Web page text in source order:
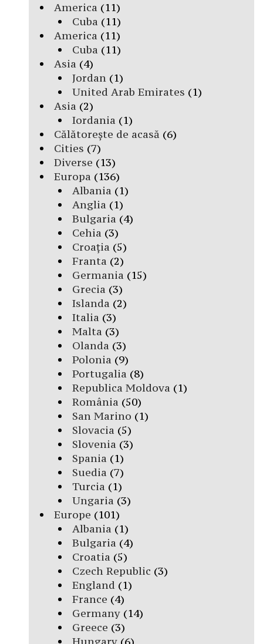
America (11)
Cuba (11)
America (11)
Cuba (11)
Asia (4)
Jordan(1)
United Arab Emirates (1)
Asia (2)
Iordania (1)
Călătorește de acasă (6)
Cities (7)
Diverse (13)
Europa (136)
Albania (1)
Anglia (1)
Bulgaria (4)
Cehia (3)
Croația (5)
Franta (2)
Germania (15)
Grecia (3)
Islanda (2)
Italia (3)
Malta (3)
Olanda (3)
Polonia (9)
Portugalia (8)
Republica Moldova (1)
România (50)
San Marino (1)
Slovacia (5)
Slovenia (3)
Spania (1)
Suedia (7)
Turcia (1)
Ungaria (3)
Europe (101)
Albania (1)
Bulgaria (4)
Croatia (5)
Czech Republic (3)
England (1)
France (4)
Germany(14)
Greece (3)